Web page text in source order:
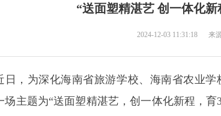
“送面塑精湛艺 创一体化
2024-12-03 11:31:18 来
日，为深化海南省旅游学校、海南省农业学
场主题为“送面塑精湛艺，创一体化新程，